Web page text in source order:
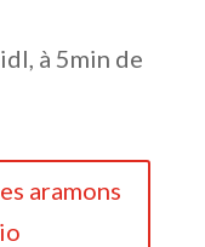
à 5min de
aramons